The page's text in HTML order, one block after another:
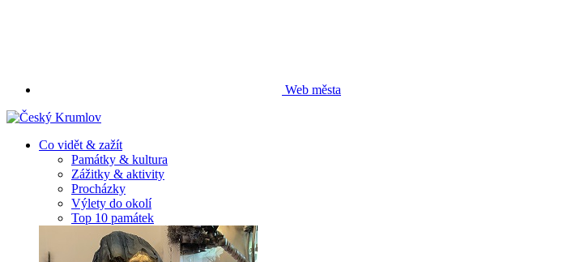
Web města
Co vidět & zažít
Památky & kultura
Zážitky & aktivity
Procházky
Výlety do okolí
Top 10 památek